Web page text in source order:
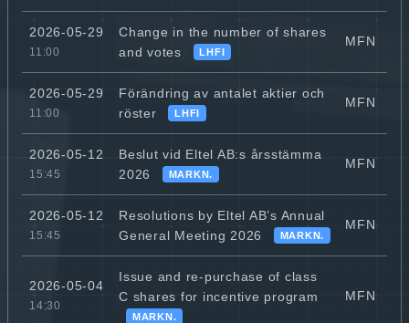
2026-05-29
11:00
Change in the number of shares
and votes
LHFI
MFN
2026-05-29
11:00
Förändring av antalet aktier och
röster
LHFI
MFN
2026-05-12
15:45
Beslut vid Eltel AB:s årsstämma
2026
MARKN.
MFN
2026-05-12
15:45
Resolutions by Eltel AB’s Annual
General Meeting 2026
MARKN.
MFN
2026-05-04
14:30
Issue and re-purchase of class
C shares for incentive program
MARKN.
MFN